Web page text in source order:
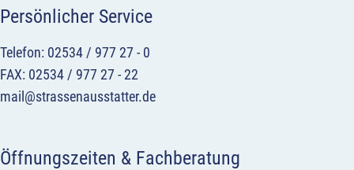
Persönlicher Service
Telefon: 02534 / 977 27 - 0
FAX: 02534 / 977 27 - 22
mail@strassenausstatter.de
Öffnungszeiten & Fachberatung